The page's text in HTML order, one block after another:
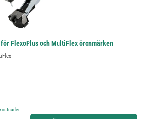
FlexoPlus och MultiFlex öronmärken
eller använd knapparna för att öka eller minska kvantiteten.